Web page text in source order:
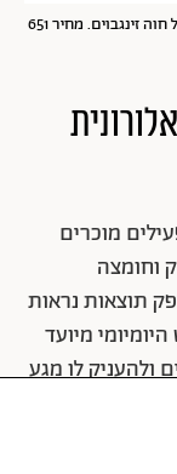
קרם עיניים מהסדרה REMICRONIZED EYE CREAM של חוה זינגבוים. מחיר 651
מוכרים
וחומצה
תוצאות נראות
מיועד
ולהעניק לו מגע